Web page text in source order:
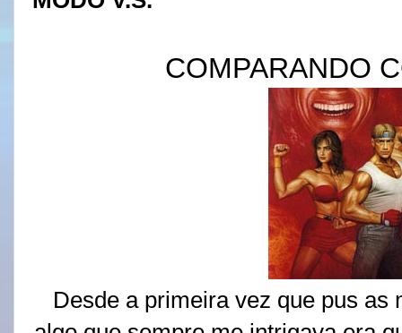
COMPARANDO
Desde a primeira vez que pus as